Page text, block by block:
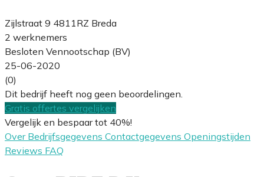
Zijlstraat 9 4811RZ Breda
2 werknemers
Besloten Vennootschap (BV)
25-06-2020
(0)
Dit bedrijf heeft nog geen beoordelingen.
Gratis offertes vergelijken
Vergelijk en bespaar tot 40%!
Over Bedrijfsgegevens Contactgegevens Openingstijden
Reviews FAQ